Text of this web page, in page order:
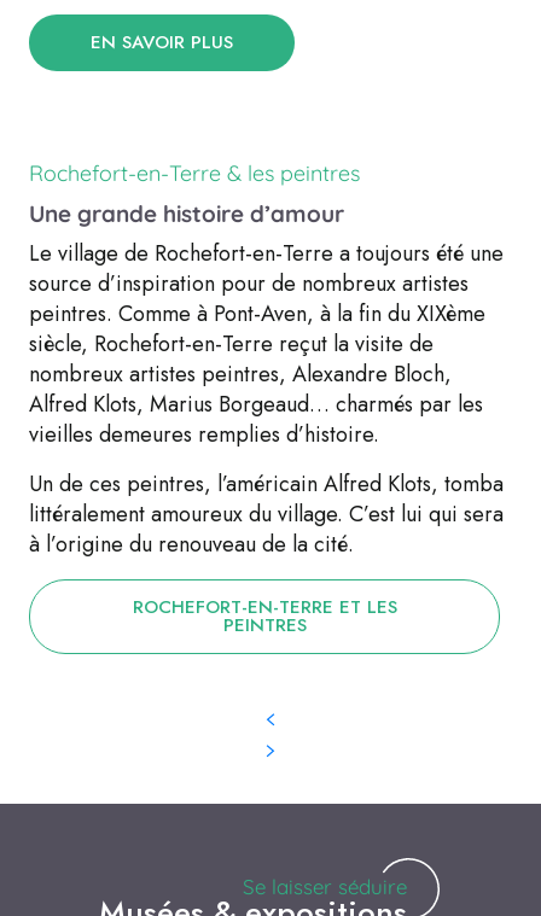
EN SAVOIR PLUS
Rochefort-en-Terre & les peintres
Une grande histoire d’amour
Le village de Rochefort-en-Terre a toujours été une
source d’inspiration pour de nombreux artistes
peintres. Comme à Pont-Aven, à la fin du XIXème
siècle, Rochefort-en-Terre reçut la visite de
nombreux artistes peintres, Alexandre Bloch,
Alfred Klots, Marius Borgeaud… charmés par les
vieilles demeures remplies d’histoire.
Un de ces peintres, l’américain Alfred Klots, tomba
littéralement amoureux du village. C’est lui qui sera
à l’origine du renouveau de la cité.
ROCHEFORT-EN-TERRE ET LES
PEINTRES
Se laisser séduire